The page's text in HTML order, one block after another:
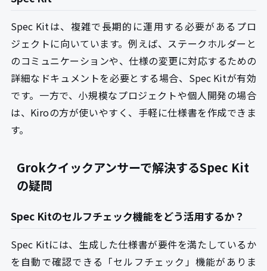
Spec Kitは、複雑で長期的に運用する必要があるプロ
ジェクトに向いています。例えば、ステークホルダーと
のコミュニケーションや、仕様の変更に対応するための
詳細なドキュメントを必要とする場合、Spec Kitが有効
です。一方で、小規模なプロジェクトや個人開発の場合
は、Kiroの方が使いやすく、手軽に仕様書を作成できま
す。
Grokクイックアンサーで解決するSpec Kit
の疑問
Spec Kitのセルフチェック機能をどう活用するか？
Spec Kitには、生成した仕様書が要件を満たしているか
を自動で確認できる「セルフチェック」機能がありま